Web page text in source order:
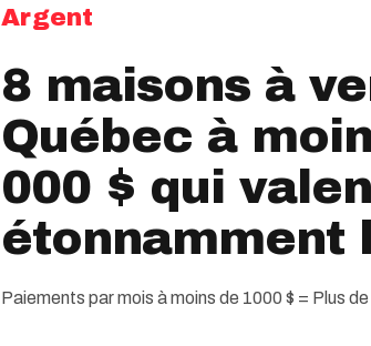
Argent
8 maisons à
Québec à
000 $ qui
étonnamment
Paiements par mois à moins de 1000 $ = Plus